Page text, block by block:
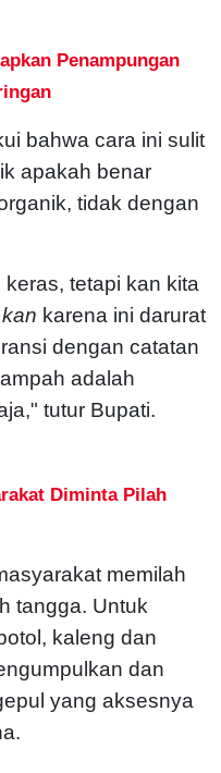
Penampungan
bahwa cara ini sulit
apakah benar
tidak dengan
tetapi kan kita
kan karena ini darurat
dengan catatan
adalah
tutur Bupati.
Diminta Pilah
memilah
tangga. Untuk
kaleng dan
dan
yang aksesnya